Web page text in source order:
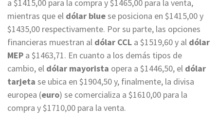
a $1415,00 para la compra y $1465,00 para la venta,
mientras que el dólar bluese posiciona en $1415,00 y
$1435,00 respectivamente. Por su parte, las opciones
financieras muestran al dólar CCL a $1519,60 y al dólar
MEP a $1463,71. En cuanto a los demás tipos de
cambio, el dólar mayorista opera a $1446,50, el dólar
tarjeta se ubica en $1904,50 y, finalmente, la divisa
europea (euro) se comercializa a $1610,00 para la
compra y $1710,00 para la venta.